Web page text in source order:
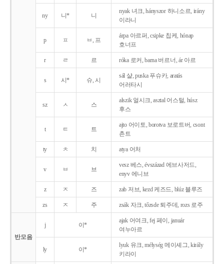
ny 니* 니
nyak 녀크, hányszor 하니소르, irány
이라니
p ㅍ ㅂ, 프
árpa 아르퍼, csipke 칩케, hónap
호너프
r ㄹ 르 róka 로커, barna 버르너, ár 아르
s 시* 슈, 시
sál 샬, puska 푸슈카, aratás
어러타시
sz ㅅ 스
alszik 얼시크, asztal 어스털, húsz
후스
t ㅌ 트
ajto 어이토, borotva 보로트버, csont
촌트
ty ㅊ 치 atya 어처
v ㅂ 브
vesz 베스, évszázad 에브사저드,
enyv 에니브
z ㅈ 즈 zab 저브, kezd 케즈드, blúz 블루즈
zs ㅈ 주 zsák 자크, tőzsde 퇴주데, rozs 로주
반모음
j 이*
ajak 어여크, fej 페이, január
여누아르
ly 이*
lyuk 유크, mélység 메이셰그, király
키라이